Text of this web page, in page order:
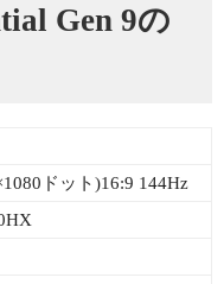
Gen 9の
ドット)16:9 144Hz